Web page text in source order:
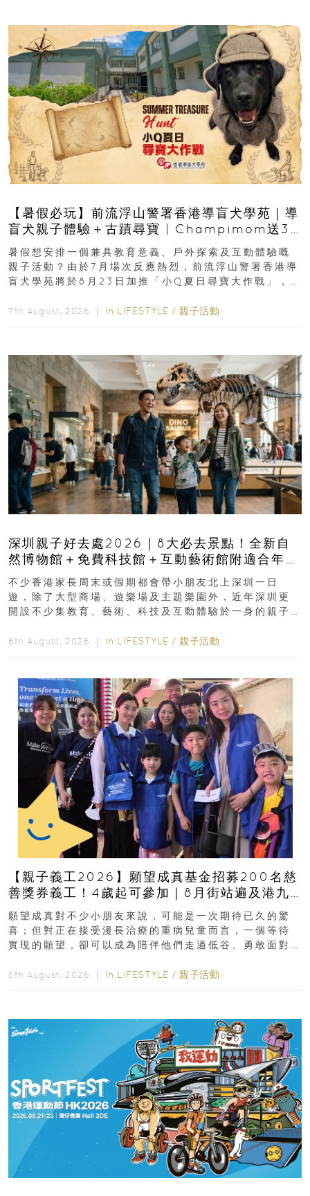
【暑假必玩】前流浮山警署香港導盲犬學苑｜導
盲犬親子體驗＋古蹟尋寶 | Champimom送3
組免費名額
暑假想安排一個兼具教育意義、戶外探索及互動體驗嘅
親子活動？由於7月場次反應熱烈，前流浮山警署香港導
盲犬學苑將於8月23日加推「小Q夏日尋寶大作戰」，家
7th August, 2026 ｜ In LIFESTYLE / 親子活動
深圳親子好去處2026｜8大必去景點！全新自
然博物館＋免費科技館＋互動藝術館附適合年
齡、交通、門票、開放時間
不少香港家長周末或假期都會帶小朋友北上深圳一日
遊，除了大型商場、遊樂場及主題樂園外，近年深圳更
開設不少集教育、藝術、科技及互動體驗於一身的親子
6th August, 2026 ｜ In LIFESTYLE / 親子活動
【親子義工2026】願望成真基金招募200名慈
善獎券義工！4歲起可參加｜8月街站遍及港九
新界
願望成真對不少小朋友來說，可能是一次期待已久的驚
喜；但對正在接受漫長治療的重病兒童而言，一個等待
實現的願望，卻可以成為陪伴他們走過低谷、勇敢面對
5th August, 2026 ｜ In LIFESTYLE / 親子活動